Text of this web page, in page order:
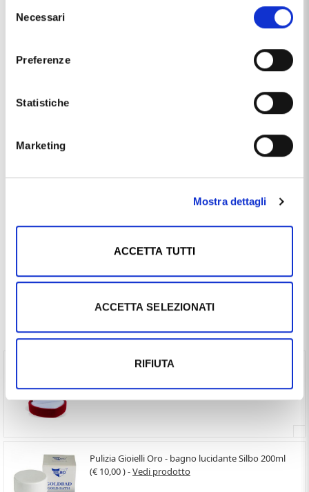
delNecessari
Preferenze
Statistiche
Marketing
Mostra dettagli
ACCETTA TUTTI
ACCETTA SELEZIONATI
RIFIUTA
Marca
Produzione
ANELLO CON PERLA AKOYA 7.00 -
, che
trovi nella categoriaPERLE, e più precisamente nella
non disponibile ed il prezzo di questo prodotto è pari a
Spesso comprati insieme
Scatolina per anello a forma di Cuore (€ 10,00 ) -
Pulizia Gioielli Oro - bagno lucidante Silbo 200ml
(€ 10,00 ) -Vedi prodotto